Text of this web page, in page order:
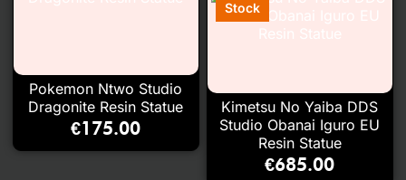
Pokemon Ntwo Studio
Dragonite Resin Statue
€175.00
Kimetsu No Yaiba DDS
Studio Obanai Iguro EU
Resin Statue
€685.00